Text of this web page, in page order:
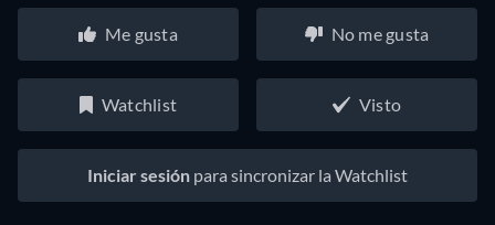
Me gusta No me gusta
Watchlist Visto
Iniciar sesión para sincronizar la Watchlist